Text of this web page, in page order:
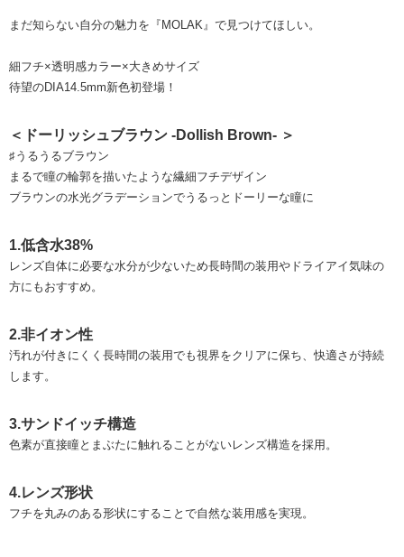
まだ知らない自分の魅力を『MOLAK』で見つけてほしい。
細フチ×透明感カラー×大きめサイズ
待望のDIA14.5mm新色初登場！
＜ドーリッシュブラウン -Dollish Brown- ＞
♯うるうるブラウン
まるで瞳の輪郭を描いたような繊細フチデザイン
ブラウンの水光グラデーションでうるっとドーリーな瞳に
1.低含水38%
レンズ自体に必要な水分が少ないため長時間の装用やドライアイ気味の
方にもおすすめ。
2.非イオン性
汚れが付きにくく長時間の装用でも視界をクリアに保ち、快適さが持続
します。
3.サンドイッチ構造
色素が直接瞳とまぶたに触れることがないレンズ構造を採用。
4.レンズ形状
フチを丸みのある形状にすることで自然な装用感を実現。